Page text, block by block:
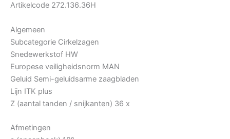
Artikelcode 272.136.36H
Algemeen
Subcategorie Cirkelzagen
Snedewerkstof HW
Europese veiligheidsnorm MAN
Geluid Semi-geluidsarme zaagbladen
Lijn ITK plus
Z (aantal tanden / snijkanten) 36 x
Afmetingen